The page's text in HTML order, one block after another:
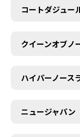
コートダジュー
クイーンオブノ
ハイパーノース
ニュージャパン